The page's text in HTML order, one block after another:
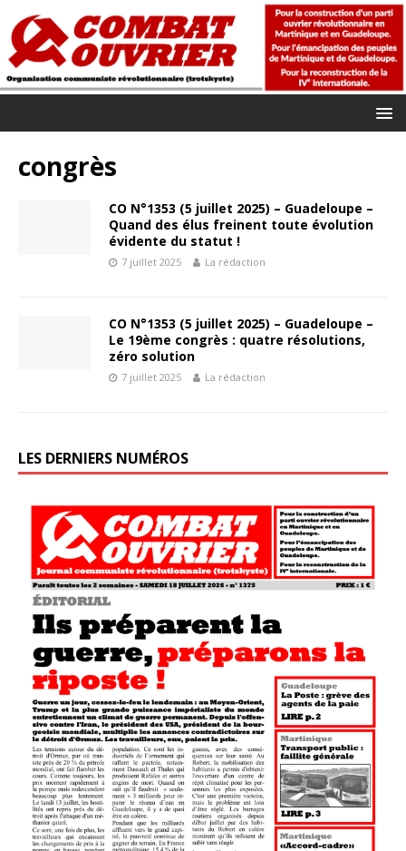
congrès
CO N°1353 (5 juillet 2025) – Guadeloupe –
Quand des élus freinent toute évolution
évidente du statut !
7 juillet 2025 La rédaction
CO N°1353 (5 juillet 2025) – Guadeloupe –
Le 19ème congrès : quatre résolutions,
zéro solution
7 juillet 2025 La rédaction
LES DERNIERS NUMÉROS